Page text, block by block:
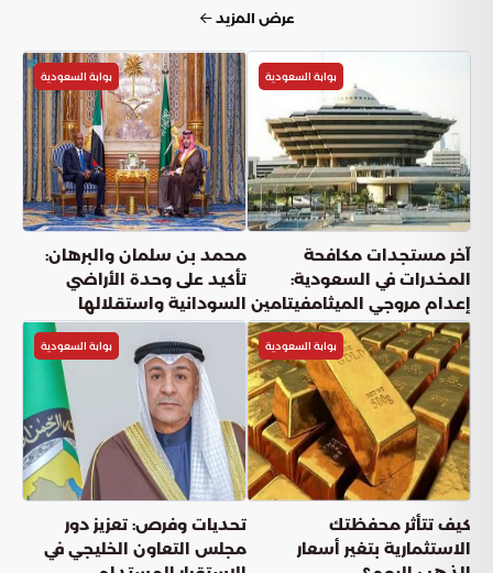
بوابة السعودية
جامعة نجران تعلن فتح باب القبول لمنح
داخلية وخارجية للطلبة الدوليين
بوابة السعودية أعجبني(
0
) شارك
5 دقيقة نشر: